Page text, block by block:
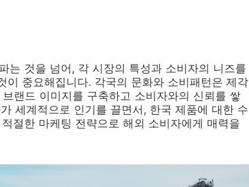
는 것을 넘어, 각 시장의 특성과 소비자의 니즈를
중요해집니다. 각국의 문화와 소비패턴은 제각
랜드 이미지를 구축하고 소비자와의 신뢰를 쌓
세계적으로 인기를 끌면서, 한국 제품에 대한 수
절한 마케팅 전략으로 해외 소비자에게 매력을